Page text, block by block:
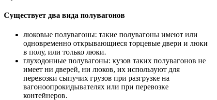
Существует два вида полувагонов
люковые полувагоны: такие полувагоны имеют или
одновременно открывающиеся торцевые двери и люки
в полу, или только люки.
глуходонные полувагоны: кузов таких полувагонов не
имеет ни дверей, ни люков, их используют для
перевозки сыпучих грузов при разгрузке на
вагоноопрокидывателях или при перевозке
контейнеров.